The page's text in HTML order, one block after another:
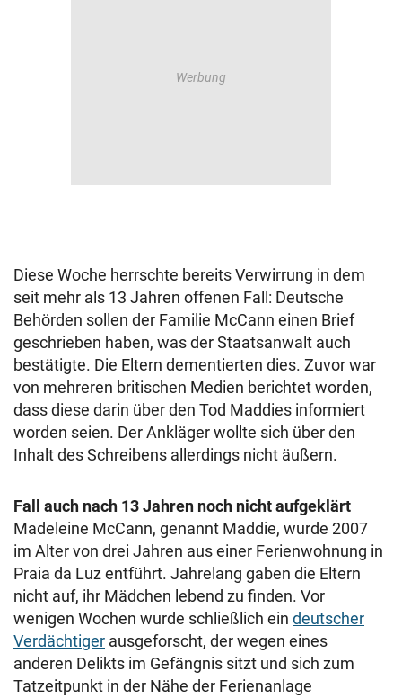
Diese Woche herrschte bereits Verwirrung in dem
seit mehr als 13 Jahren offenen Fall: Deutsche
Behörden sollen der Familie McCann einen Brief
geschrieben haben, was der Staatsanwalt auch
bestätigte. Die Eltern dementierten dies. Zuvor war
von mehreren britischen Medien berichtet worden,
dass diese darin über den Tod Maddies informiert
worden seien. Der Ankläger wollte sich über den
Inhalt des Schreibens allerdings nicht äußern.
Fall auch nach 13 Jahren noch nicht aufgeklärt
Madeleine McCann, genannt Maddie, wurde 2007
im Alter von drei Jahren aus einer Ferienwohnung in
Praia da Luz entführt. Jahrelang gaben die Eltern
nicht auf, ihr Mädchen lebend zu finden. Vor
wenigen Wochen wurde schließlich ein deutscher
Verdächtiger ausgeforscht, der wegen eines
anderen Delikts im Gefängnis sitzt und sich zum
Tatzeitpunkt in der Nähe der Ferienanlage